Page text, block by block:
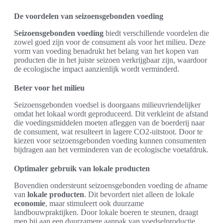
De voordelen van seizoensgebonden voeding
Seizoensgebonden voeding biedt verschillende voordelen die
zowel goed zijn voor de consument als voor het milieu. Deze
vorm van voeding benadrukt het belang van het kopen van
producten die in het juiste seizoen verkrijgbaar zijn, waardoor
de ecologische impact aanzienlijk wordt verminderd.
Beter voor het milieu
Seizoensgebonden voedsel is doorgaans milieuvriendelijker
omdat het lokaal wordt geproduceerd. Dit verkleint de afstand
die voedingsmiddelen moeten afleggen van de boerderij naar
de consument, wat resulteert in lagere CO2-uitstoot. Door te
kiezen voor seizoensgebonden voeding kunnen consumenten
bijdragen aan het verminderen van de ecologische voetafdruk.
Optimaler gebruik van lokale producten
Bovendien ondersteunt seizoensgebonden voeding de afname
van lokale producten. Dit bevordert niet alleen de lokale
economie, maar stimuleert ook duurzame
landbouwpraktijken. Door lokale boeren te steunen, draagt